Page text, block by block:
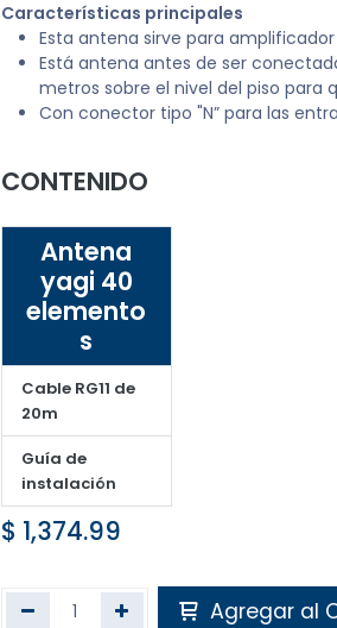
Características principales
Esta antena sirve para amplificador
Está antena antes de ser
metros sobre el nivel del piso para
Con conector tipo "N” para las
CONTENIDO
Antena
yagi 40
elemento
s
Cable RG11 de
20m
Guía de
instalación
$ 1,374.99
Agregar al